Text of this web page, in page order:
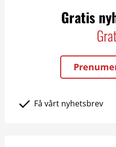
Gratis
Få vårt nyhetsbrev